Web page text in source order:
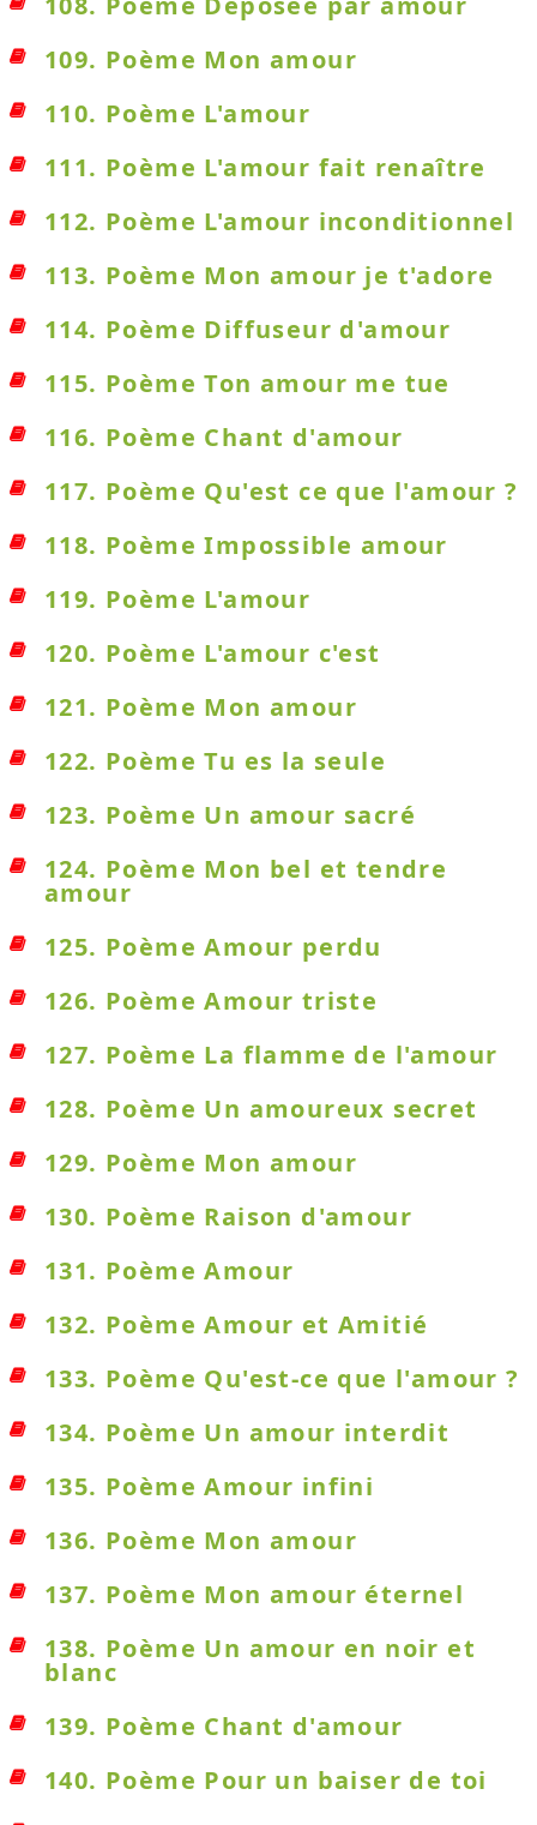
109. Poème Mon amour
110. Poème L'amour
111. Poème L'amour fait renaître
112. Poème L'amour inconditionnel
113. Poème Mon amour je t'adore
114. Poème Diffuseur d'amour
115. Poème Ton amour me tue
116. Poème Chant d'amour
117. Poème Qu'est ce que l'amour ?
118. Poème Impossible amour
119. Poème L'amour
120. Poème L'amour c'est
121. Poème Mon amour
122. Poème Tu es la seule
123. Poème Un amour sacré
124. Poème Mon bel et tendre
amour
125. Poème Amour perdu
126. Poème Amour triste
127. Poème La flamme de l'amour
128. Poème Un amoureux secret
129. Poème Mon amour
130. Poème Raison d'amour
131. Poème Amour
132. Poème Amour et Amitié
133. Poème Qu'est-ce que l'amour ?
134. Poème Un amour interdit
135. Poème Amour infini
136. Poème Mon amour
137. Poème Mon amour éternel
138. Poème Un amour en noir et
blanc
139. Poème Chant d'amour
140. Poème Pour un baiser de toi